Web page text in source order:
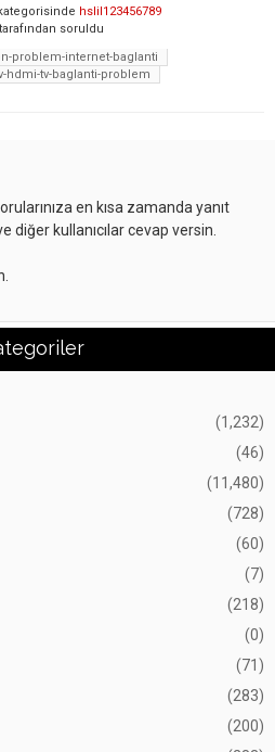
hslil123456789
tarafından soruldu
problem-internet-baglanti
hdmi-tv-baglanti-problem
en kısa zamanda yanıt
kullanıcılar cevap versin.
(1,232)
(46)
(11,480)
(728)
(60)
(7)
(218)
(0)
(71)
(283)
(200)